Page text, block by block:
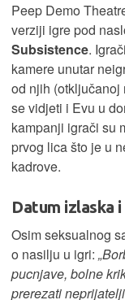
Peep Demo
verziji igre pod
Subsistence.
kamere unutar
od njih (otključanoj
se vidjeti i Evu u
kampanji igrači su
prvog lica što je u
kadrove.
Datum izlaska
Osim seksualnog
o nasilju u igri:
pucnjave, bolne
prerezati